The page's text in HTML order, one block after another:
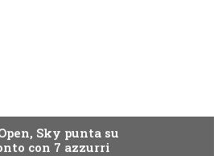
Sky punta su
con 7 azzurri